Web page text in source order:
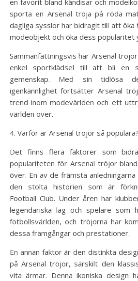
en favorit bland kändisar och
sporta en Arsenal tröja på röda
dagliga sysslor har bidragit till att
modeobjekt och öka dess popularitet
Sammanfattningsvis har Arsenal
enkel sportklädsel till att bli en
gemenskap. Med sin tidlösa
igenkännlighet fortsätter Arsenal
trend inom modevärlden och ett
världen över.
4. Varför är Arsenal tröjor så populära?
Det finns flera faktorer som
populariteten för Arsenal tröjor
över. En av de främsta
den stolta historien som är
Football Club. Under åren har
legendariska lag och spelare som
fotbollsvärlden, och tröjorna har
dessa framgångar och prestationer.
En annan faktor är den distinkta
på Arsenal tröjor, särskilt den
vita ärmar. Denna ikoniska design